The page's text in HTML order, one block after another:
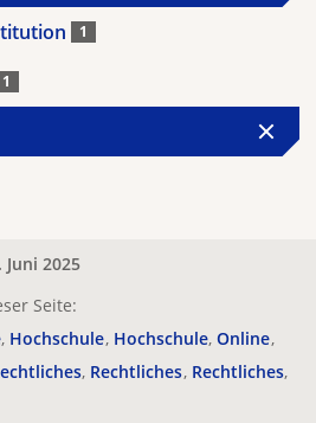
1
1
Juni 2025
Seite:
Hochschule Hochschule Online
Rechtliches Rechtliches